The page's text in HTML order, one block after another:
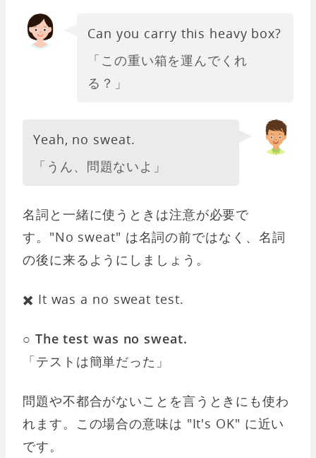
Can you carry this heavy box?
「この重い箱を運んでくれ
る？」
Yeah, no sweat.
「うん、問題ないよ」
名詞と一緒に使うときは注意が必要で
す。"No sweat" は名詞の前ではなく、名詞
の後に来るようにしましょう。
✖️ It was a no sweat test.
○ The test was no sweat.
「テストは簡単だった」
問題や不都合がないことを言うときにも使わ
れます。この場合の意味は "It's OK" に近い
です。